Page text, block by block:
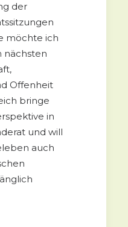
der
möchte ich
nächsten
Offenheit
bringe
in
und will
auch